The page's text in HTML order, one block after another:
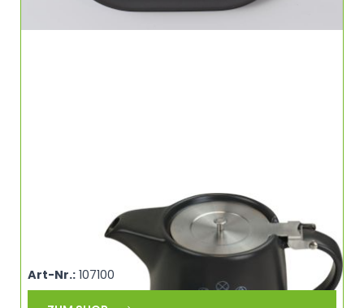
SOURCER Teekanne mit Edelstahldeckel Sieb
und Siebablage 450 ml SOURCER 460901
Art-Nr.:107100